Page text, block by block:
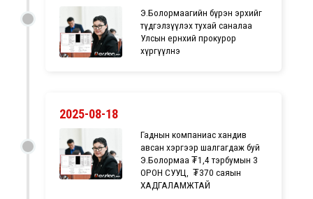
Э.Болормаагийн бүрэн эрхийг
түдгэлзүүлэх тухай саналаа
Улсын ерөнхий прокурор
хүргүүлнэ
2025-08-18
Гаднын компаниас хандив
авсан хэргээр шалгагдаж буй
Э.Болормаа ₮1,4 тэрбумын 3
ОРОН СУУЦ, ₮370 саяын
ХАДГАЛАМЖТАЙ